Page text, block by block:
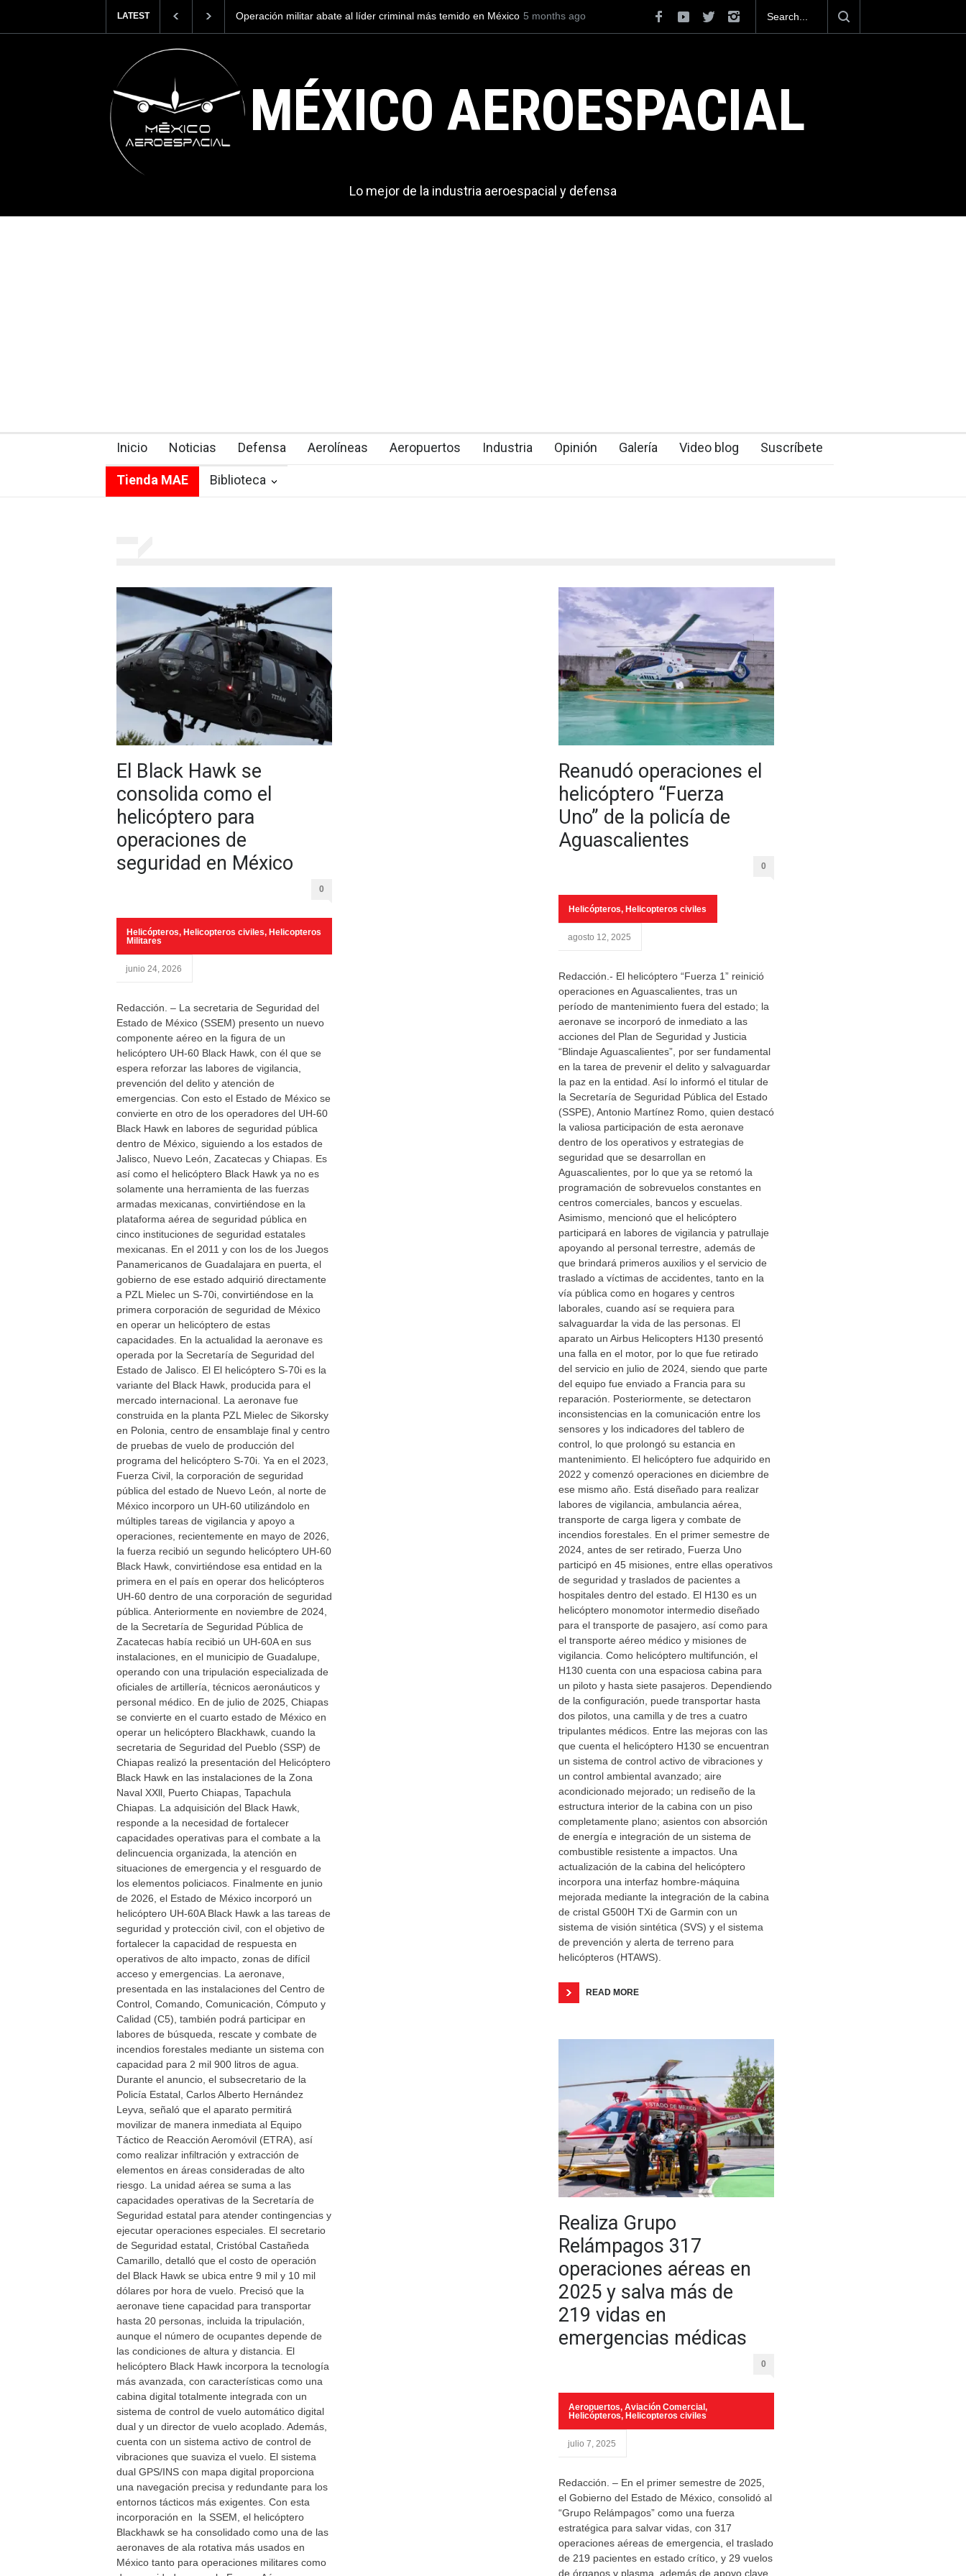
LATEST
abate al líder criminal más temido en México Airbus anuncia sólidos pedidos de helicópteros en 2025
El Black Hawk se consolida como el helicóptero para
operaciones de seguridad en México
5 months ago
MÉXICO AEROESPACIAL
Lo mejor de la industria aeroespacial y defensa
Inicio Noticias Defensa Aerolíneas Aeropuertos Industria Opinión Galería Video blog Suscríbete
Tienda MAE Biblioteca
El Black Hawk se
consolida como el
helicóptero para
operaciones de
seguridad en México
0
Helicópteros, Helicopteros civiles, Helicopteros
Militares
junio 24, 2026
Redacción. – La secretaria de Seguridad del
Estado de México (SSEM) presento un nuevo
componente aéreo en la figura de un
helicóptero UH-60 Black Hawk, con él que se
espera reforzar las labores de vigilancia,
prevención del delito y atención de
emergencias. Con esto el Estado de México se
convierte en otro de los operadores del UH-60
Black Hawk en labores de seguridad pública
dentro de México, siguiendo a los estados de
Jalisco, Nuevo León, Zacatecas y Chiapas. Es
así como el helicóptero Black Hawk ya no es
solamente una herramienta de las fuerzas
armadas mexicanas, convirtiéndose en la
plataforma aérea de seguridad pública en
cinco instituciones de seguridad estatales
mexicanas. En el 2011 y con los de los Juegos
Panamericanos de Guadalajara en puerta, el
gobierno de ese estado adquirió directamente
a PZL Mielec un S-70i, convirtiéndose en la
primera corporación de seguridad de México
en operar un helicóptero de estas
capacidades. En la actualidad la aeronave es
operada por la Secretaría de Seguridad del
Estado de Jalisco. El El helicóptero S-70i es la
variante del Black Hawk, producida para el
mercado internacional. La aeronave fue
construida en la planta PZL Mielec de Sikorsky
en Polonia, centro de ensamblaje final y centro
de pruebas de vuelo de producción del
programa del helicóptero S-70i. Ya en el 2023,
Fuerza Civil, la corporación de seguridad
pública del estado de Nuevo León, al norte de
México incorporo un UH-60 utilizándolo en
múltiples tareas de vigilancia y apoyo a
operaciones, recientemente en mayo de 2026,
la fuerza recibió un segundo helicóptero UH-60
Black Hawk, convirtiéndose esa entidad en la
primera en el país en operar dos helicópteros
UH-60 dentro de una corporación de seguridad
pública. Anteriormente en noviembre de 2024,
de la Secretaría de Seguridad Pública de
Zacatecas había recibió un UH-60A en sus
instalaciones, en el municipio de Guadalupe,
operando con una tripulación especializada de
oficiales de artillería, técnicos aeronáuticos y
personal médico. En de julio de 2025, Chiapas
se convierte en el cuarto estado de México en
operar un helicóptero Blackhawk, cuando la
secretaria de Seguridad del Pueblo (SSP) de
Chiapas realizó la presentación del Helicóptero
Black Hawk en las instalaciones de la Zona
Naval XXll, Puerto Chiapas, Tapachula
Chiapas. La adquisición del Black Hawk,
responde a la necesidad de fortalecer
capacidades operativas para el combate a la
delincuencia organizada, la atención en
situaciones de emergencia y el resguardo de
los elementos policiacos. Finalmente en junio
de 2026, el Estado de México incorporó un
helicóptero UH-60A Black Hawk a las tareas de
seguridad y protección civil, con el objetivo de
fortalecer la capacidad de respuesta en
operativos de alto impacto, zonas de difícil
acceso y emergencias. La aeronave,
presentada en las instalaciones del Centro de
Control, Comando, Comunicación, Cómputo y
Calidad (C5), también podrá participar en
labores de búsqueda, rescate y combate de
incendios forestales mediante un sistema con
capacidad para 2 mil 900 litros de agua.
Durante el anuncio, el subsecretario de la
Policía Estatal, Carlos Alberto Hernández
Leyva, señaló que el aparato permitirá
movilizar de manera inmediata al Equipo
Táctico de Reacción Aeromóvil (ETRA), así
como realizar infiltración y extracción de
elementos en áreas consideradas de alto
riesgo. La unidad aérea se suma a las
capacidades operativas de la Secretaría de
Seguridad estatal para atender contingencias y
ejecutar operaciones especiales. El secretario
de Seguridad estatal, Cristóbal Castañeda
Camarillo, detalló que el costo de operación
del Black Hawk se ubica entre 9 mil y 10 mil
dólares por hora de vuelo. Precisó que la
aeronave tiene capacidad para transportar
hasta 20 personas, incluida la tripulación,
aunque el número de ocupantes depende de
las condiciones de altura y distancia. El
helicóptero Black Hawk incorpora la tecnología
más avanzada, con características como una
cabina digital totalmente integrada con un
sistema de control de vuelo automático digital
dual y un director de vuelo acoplado. Además,
cuenta con un sistema activo de control de
vibraciones que suaviza el vuelo. El sistema
dual GPS/INS con mapa digital proporciona
una navegación precisa y redundante para los
entornos tácticos más exigentes. Con esta
incorporación en la SSEM, el helicóptero
Blackhawk se ha consolidado como una de las
aeronaves de ala rotativa más usados en
México tanto para operaciones militares como
Reanudó operaciones el
helicóptero “Fuerza
Uno” de la policía de
Aguascalientes
0
Helicópteros, Helicopteros civiles
agosto 12, 2025
Redacción.- El helicóptero “Fuerza 1” reinició
operaciones en Aguascalientes, tras un
período de mantenimiento fuera del estado; la
aeronave se incorporó de inmediato a las
acciones del Plan de Seguridad y Justicia
“Blindaje Aguascalientes”, por ser fundamental
en la tarea de prevenir el delito y salvaguardar
la paz en la entidad. Así lo informó el titular de
la Secretaría de Seguridad Pública del Estado
(SSPE), Antonio Martínez Romo, quien destacó
la valiosa participación de esta aeronave
dentro de los operativos y estrategias de
seguridad que se desarrollan en
Aguascalientes, por lo que ya se retomó la
programación de sobrevuelos constantes en
centros comerciales, bancos y escuelas.
Asimismo, mencionó que el helicóptero
participará en labores de vigilancia y patrullaje
apoyando al personal terrestre, además de
que brindará primeros auxilios y el servicio de
traslado a víctimas de accidentes, tanto en la
vía pública como en hogares y centros
laborales, cuando así se requiera para
salvaguardar la vida de las personas. El
aparato un Airbus Helicopters H130 presentó
una falla en el motor, por lo que fue retirado
del servicio en julio de 2024, siendo que parte
del equipo fue enviado a Francia para su
reparación. Posteriormente, se detectaron
inconsistencias en la comunicación entre los
sensores y los indicadores del tablero de
control, lo que prolongó su estancia en
mantenimiento. El helicóptero fue adquirido en
2022 y comenzó operaciones en diciembre de
ese mismo año. Está diseñado para realizar
labores de vigilancia, ambulancia aérea,
transporte de carga ligera y combate de
incendios forestales. En el primer semestre de
2024, antes de ser retirado, Fuerza Uno
participó en 45 misiones, entre ellas operativos
de seguridad y traslados de pacientes a
hospitales dentro del estado. El H130 es un
helicóptero monomotor intermedio diseñado
para el transporte de pasajero, así como para
el transporte aéreo médico y misiones de
vigilancia. Como helicóptero multifunción, el
H130 cuenta con una espaciosa cabina para
un piloto y hasta siete pasajeros. Dependiendo
de la configuración, puede transportar hasta
dos pilotos, una camilla y de tres a cuatro
tripulantes médicos. Entre las mejoras con las
que cuenta el helicóptero H130 se encuentran
un sistema de control activo de vibraciones y
un control ambiental avanzado; aire
acondicionado mejorado; un rediseño de la
estructura interior de la cabina con un piso
completamente plano; asientos con absorción
de energía e integración de un sistema de
combustible resistente a impactos. Una
actualización de la cabina del helicóptero
incorpora una interfaz hombre-máquina
mejorada mediante la integración de la cabina
de cristal G500H TXi de Garmin con un
sistema de visión sintética (SVS) y el sistema
de prevención y alerta de terreno para
helicópteros (HTAWS).
READ MORE
Realiza Grupo
Relámpagos 317
operaciones aéreas en
2025 y salva más de
219 vidas en
emergencias médicas
0
Aeropuertos, Aviación Comercial ,
Helicópteros, Helicopteros civiles
julio 7, 2025
Redacción. – En el primer semestre de 2025,
el Gobierno del Estado de México, consolidó al
“Grupo Relámpagos” como una fuerza
estratégica para salvar vidas, con 317
operaciones aéreas de emergencia, el traslado
de 219 pacientes en estado crítico, y 29 vuelos
de órganos y plasma, además de apoyo clave